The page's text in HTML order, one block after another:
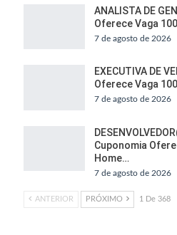
ANALISTA DE
Oferece Vaga
7 de agosto de 2026
EXECUTIVA DE
Oferece Vaga
7 de agosto de 2026
Cuponomia
Home…
7 de agosto de 2026
ANTERIOR PRÓXIMO 1 De 368